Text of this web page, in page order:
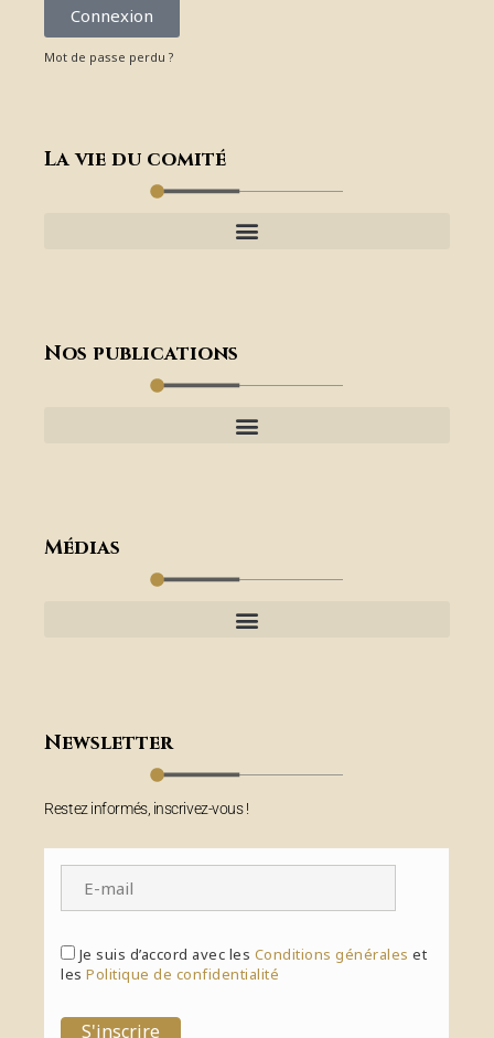
Connexion
Mot de passe perdu ?
La vie du comité
Nos publications
Médias
Newsletter
Restez informés, inscrivez-vous !
Je suis d’accord avec les Conditions générales et
lesPolitique de confidentialité
S'inscrire